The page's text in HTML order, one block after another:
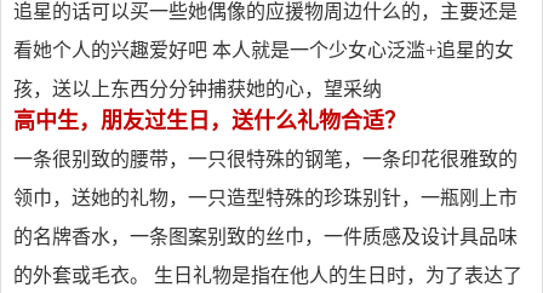
追星的话可以买一些她偶像的应援物周边什么的，主要还是
看她个人的兴趣爱好吧 本人就是一个少女心泛滥+追星的女
孩，送以上东西分分钟捕获她的心，望采纳
高中生，朋友过生日，送什么礼物合适？
一条很别致的腰带，一只很特殊的钢笔，一条印花很雅致的
领巾，送她的礼物，一只造型特殊的珍珠别针，一瓶刚上市
的名牌香水，一条图案别致的丝巾，一件质感及设计具品味
的外套或毛衣。 生日礼物是指在他人的生日时，为了表达了